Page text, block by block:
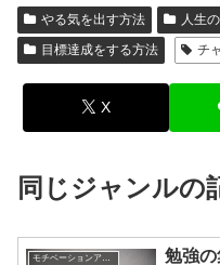
やる気を出す方法
人生
目標達成をする方法
チ
X
同じジャンルの
モチベーションアップの方法
勉強